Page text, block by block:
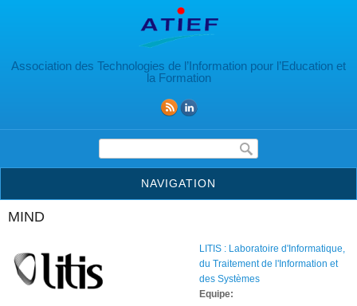
Association des Technologies de l’Information pour l’Education et
la Formation
Formulaire de recherche
NAVIGATION
MIND
LITIS : Laboratoire d'Informatique,
du Traitement de l'Information et
des Systèmes
Equipe: